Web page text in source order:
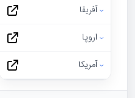
آفریقا
اروپا
آمریکا